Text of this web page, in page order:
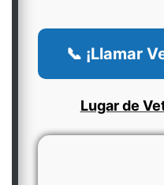
📞 ¡Llamar
Lugar de